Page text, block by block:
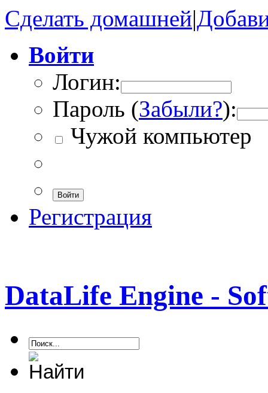
Сделать домашней|
Войти
Логин:
Пароль (Забыли?):
Чужой компьютер
Войти
Регистрация
DataLife Engine -